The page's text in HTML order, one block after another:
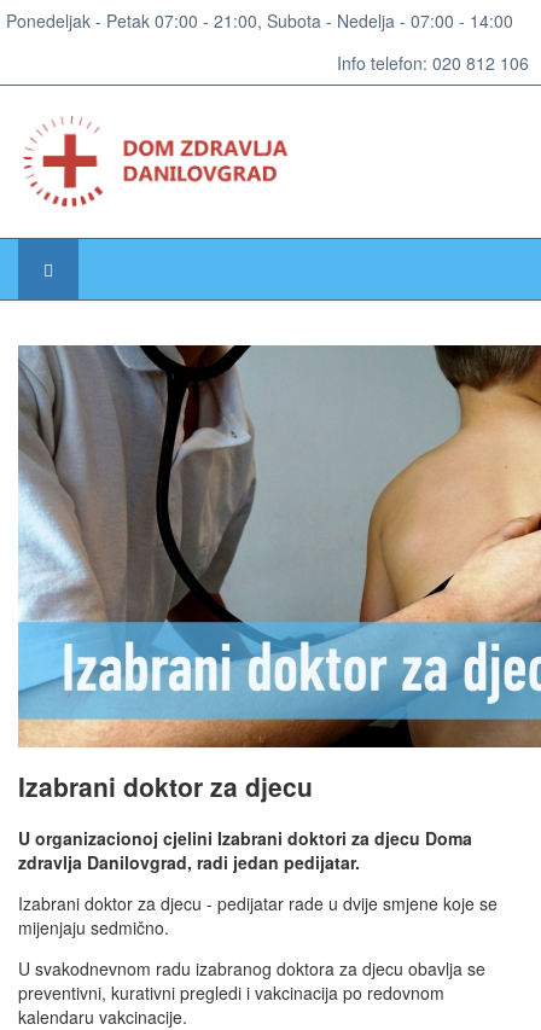
Ponedeljak - Petak 07:00 - 21:00, Subota - Nedelja - 07:00 - 14:00
Info telefon: 020 812 106
Izabrani doktor za djecu
U organizacionoj cjelini Izabrani doktori za djecu Doma
zdravlja Danilovgrad, radi jedan pedijatar.
Izabrani doktor za djecu - pedijatar rade u dvije smjene koje se
mijenjaju sedmično.
U svakodnevnom radu izabranog doktora za djecu obavlja se
preventivni, kurativni pregledi i vakcinacija po redovnom
kalendaru vakcinacije.